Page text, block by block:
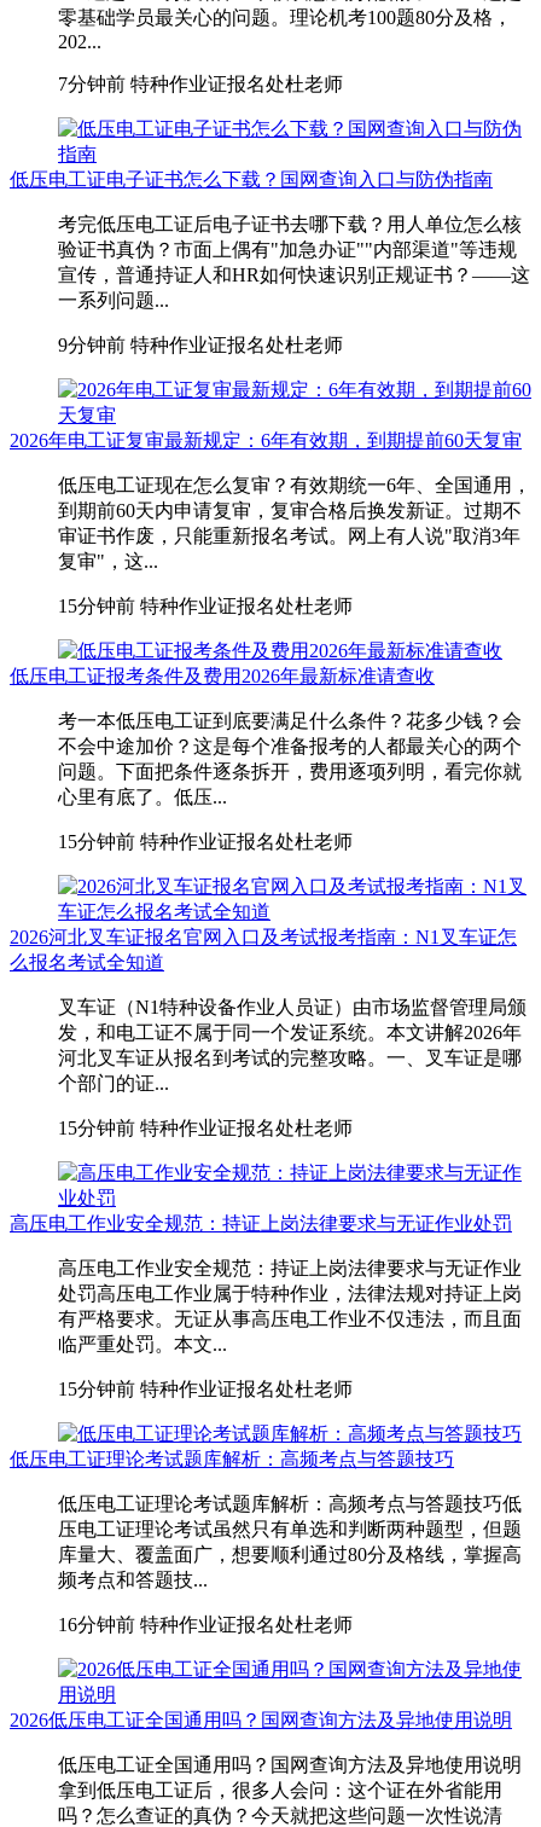
零基础学员最关心的问题。理论机考100题80分及格，
202...
7分钟前 特种作业证报名处杜老师
低压电工证电子证书怎么下载？国网查询入口与防伪指南
考完低压电工证后电子证书去哪下载？用人单位怎么核
验证书真伪？市面上偶有"加急办证""内部渠道"等违规
宣传，普通持证人和HR如何快速识别正规证书？——这
一系列问题...
9分钟前 特种作业证报名处杜老师
2026年电工证复审最新规定：6年有效期，到期提前60天复审
低压电工证现在怎么复审？有效期统一6年、全国通用，
到期前60天内申请复审，复审合格后换发新证。过期不
审证书作废，只能重新报名考试。网上有人说"取消3年
复审"，这...
15分钟前 特种作业证报名处杜老师
低压电工证报考条件及费用2026年最新标准请查收
考一本低压电工证到底要满足什么条件？花多少钱？会
不会中途加价？这是每个准备报考的人都最关心的两个
问题。下面把条件逐条拆开，费用逐项列明，看完你就
心里有底了。低压...
15分钟前 特种作业证报名处杜老师
2026河北叉车证报名官网入口及考试报考指南：N1叉车证怎
么报名考试全知道
叉车证（N1特种设备作业人员证）由市场监督管理局颁
发，和电工证不属于同一个发证系统。本文讲解2026年
河北叉车证从报名到考试的完整攻略。一、叉车证是哪
个部门的证...
15分钟前 特种作业证报名处杜老师
高压电工作业安全规范：持证上岗法律要求与无证作业处罚
高压电工作业安全规范：持证上岗法律要求与无证作业
处罚高压电工作业属于特种作业，法律法规对持证上岗
有严格要求。无证从事高压电工作业不仅违法，而且面
临严重处罚。本文...
15分钟前 特种作业证报名处杜老师
低压电工证理论考试题库解析：高频考点与答题技巧
低压电工证理论考试题库解析：高频考点与答题技巧低
压电工证理论考试虽然只有单选和判断两种题型，但题
库量大、覆盖面广，想要顺利通过80分及格线，掌握高
频考点和答题技...
16分钟前 特种作业证报名处杜老师
2026低压电工证全国通用吗？国网查询方法及异地使用说明
低压电工证全国通用吗？国网查询方法及异地使用说明
拿到低压电工证后，很多人会问：这个证在外省能用
吗？怎么查证的真伪？今天就把这些问题一次性说清